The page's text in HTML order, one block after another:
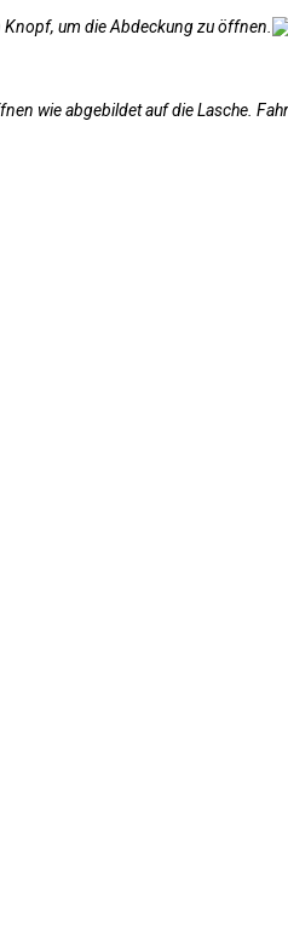
um die Abdeckung zu öffnen.
wie abgebildet auf die Lasche.